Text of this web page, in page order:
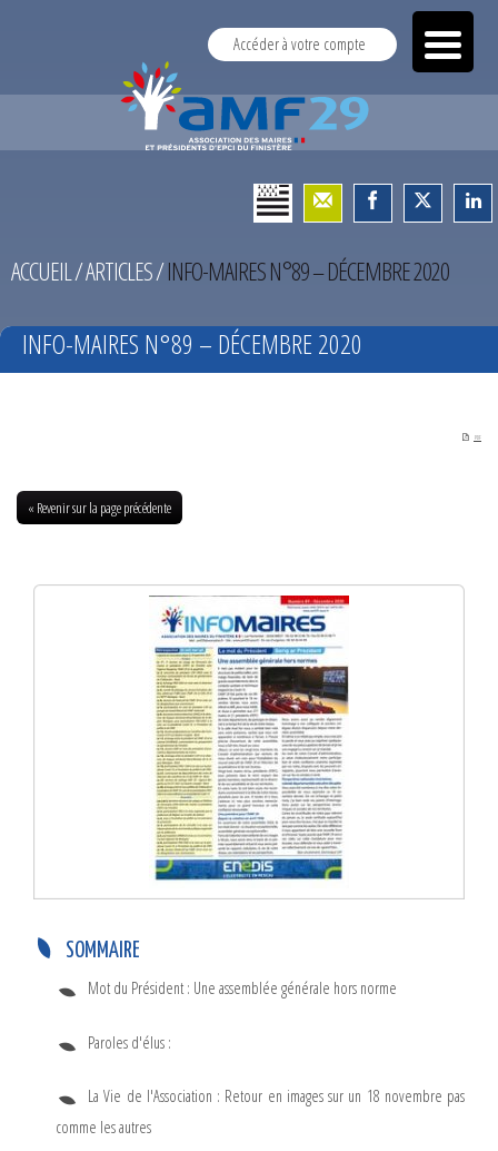
Accéder à votre compte
ACCUEIL/ARTICLES/INFO-MAIRES N°89 – DÉCEMBRE 2020
INFO-MAIRES N°89 – DÉCEMBRE 2020
PDF
« Revenir sur la page précédente
SOMMAIRE
Mot du Président : Une assemblée générale hors norme
Paroles d'élus :
La Vie de l'Association : Retour en images sur un 18 novembre pas
comme les autres